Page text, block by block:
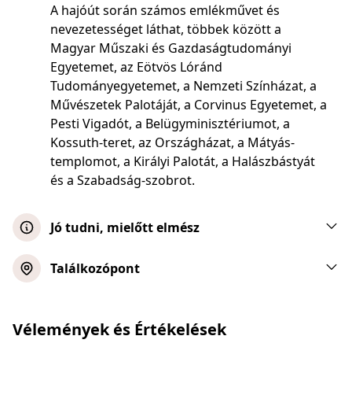
A hajóút során számos emlékművet és
nevezetességet láthat, többek között a
Magyar Műszaki és Gazdaságtudományi
Egyetemet, az Eötvös Lóránd
Tudományegyetemet, a Nemzeti Színházat, a
Művészetek Palotáját, a Corvinus Egyetemet, a
Pesti Vigadót, a Belügyminisztériumot, a
Kossuth-teret, az Országházat, a Mátyás-
templomot, a Királyi Palotát, a Halászbástyát
és a Szabadság-szobrot.
Jó tudni, mielőtt elmész
A csecsemőjegy nem tartalmazza a
A menü a fedélzeten más nyelveken is
Találkozópont
Vélemények és Értékelések